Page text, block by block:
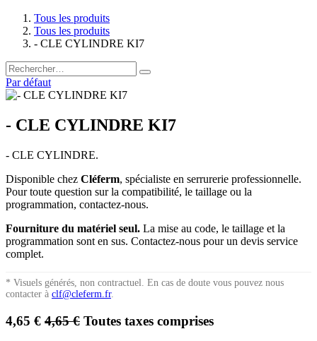
Tous les produits
Tous les produits
- CLE CYLINDRE KI7
Par défaut
- CLE CYLINDRE KI7
- CLE CYLINDRE.
Disponible chez Cléferm, spécialiste en serrurerie professionnelle.
Pour toute question sur la compatibilité, le taillage ou la
programmation, contactez-nous.
Fourniture du matériel seul. La mise au code, le taillage et la
programmation sont en sus. Contactez-nous pour un devis service
complet.
* Visuels générés, non contractuel. En cas de doute vous pouvez nous
contacter à clf@cleferm.fr.
4,65 € 4,65€ Toutes taxes comprises